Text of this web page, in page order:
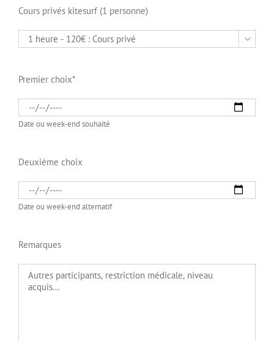
Cours privés kitesurf (1 personne)

Premier choix*
Date ou week-end souhaité
Deuxième choix
Date ou week-end alternatif
Remarques